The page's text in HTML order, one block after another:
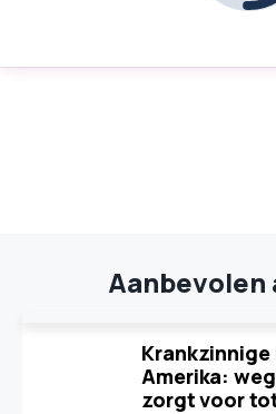
Amerika:
zorgt voor